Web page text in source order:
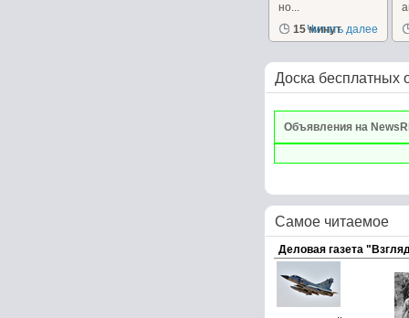
но...
15 минут
Читать далее
Доска бесплатных
Объявления на
Самое читаемое